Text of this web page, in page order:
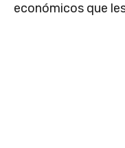
económicos que